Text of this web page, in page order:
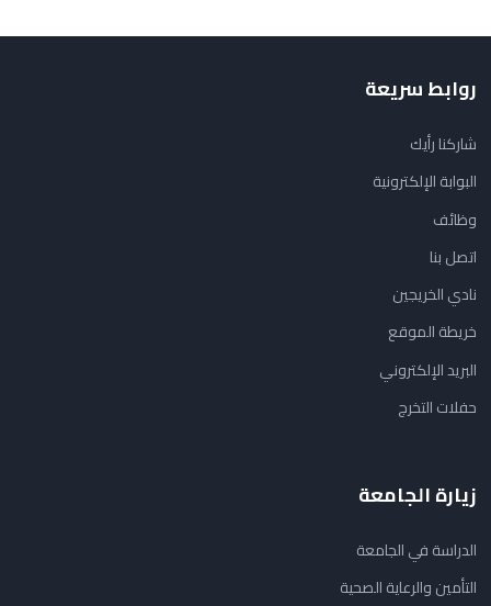
روابط سريعة
شاركنا رأيك
البوابة الإلكترونية
وظائف
اتصل بنا
نادي الخريجين
خريطة الموقع
البريد الإلكتروني
حفلات التخرج
زيارة الجامعة
الدراسة في الجامعة
التأمين والرعاية الصحية